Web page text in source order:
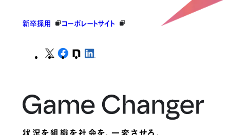
新卒採用 コーポレートサイト
状況を組織を社会を、一変させろ。